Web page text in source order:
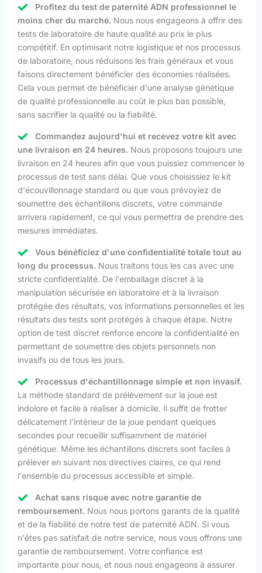
Profitez du test de paternité ADN professionnel le
moins cher du marché. Nous nous engageons à offrir des
tests de laboratoire de haute qualité au prix le plus
compétitif. En optimisant notre logistique et nos processus
de laboratoire, nous réduisons les frais généraux et vous
faisons directement bénéficier des économies réalisées.
Cela vous permet de bénéficier d'une analyse génétique
de qualité professionnelle au coût le plus bas possible,
sans sacrifier la qualité ou la fiabilité.
Commandez aujourd'hui et recevez votre kit avec
une livraison en 24 heures. Nous proposons toujours une
livraison en 24 heures afin que vous puissiez commencer le
processus de test sans délai. Que vous choisissiez le kit
d'écouvillonnage standard ou que vous prévoyiez de
soumettre des échantillons discrets, votre commande
arrivera rapidement, ce qui vous permettra de prendre des
mesures immédiates.
Vous bénéficiez d'une confidentialité totale tout au
long du processus. Nous traitons tous les cas avec une
stricte confidentialité. De l'emballage discret à la
manipulation sécurisée en laboratoire et à la livraison
protégée des résultats, vos informations personnelles et les
résultats des tests sont protégés à chaque étape. Notre
option de test discret renforce encore la confidentialité en
permettant de soumettre des objets personnels non
invasifs ou de tous les jours.
Processus d'échantillonnage simple et non invasif.
La méthode standard de prélèvement sur la joue est
indolore et facile à réaliser à domicile. Il suffit de frotter
délicatement l'intérieur de la joue pendant quelques
secondes pour recueillir suffisamment de matériel
génétique. Même les échantillons discrets sont faciles à
prélever en suivant nos directives claires, ce qui rend
l'ensemble du processus accessible et simple.
Achat sans risque avec notre garantie de
remboursement. Nous nous portons garants de la qualité
et de la fiabilité de notre test de paternité ADN. Si vous
n'êtes pas satisfait de notre service, nous vous offrons une
garantie de remboursement. Votre confiance est
importante pour nous, et nous nous engageons à assurer